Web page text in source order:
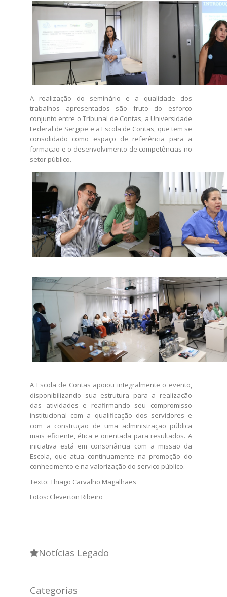
A realização do seminário e a qualidade dos
trabalhos apresentados são fruto do esforço
conjunto entre o Tribunal de Contas, a Universidade
Federal de Sergipe e a Escola de Contas, que tem se
consolidado como espaço de referência para a
formação e o desenvolvimento de competências no
setor público.
A Escola de Contas apoiou integralmente o evento,
disponibilizando sua estrutura para a realização
das atividades e reafirmando seu compromisso
institucional com a qualificação dos servidores e
com a construção de uma administração pública
mais eficiente, ética e orientada para resultados. A
iniciativa está em consonância com a missão da
Escola, que atua continuamente na promoção do
conhecimento e na valorização do serviço público.
Texto: Thiago Carvalho Magalhães
Fotos: ​​Cleverton Ribeiro​​​​​​
Notícias Legado
Categorias